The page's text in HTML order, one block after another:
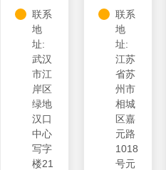
联系
地
址:
武汉
市江
岸区
绿地
汉口
中心
写字
楼21
联系
地
址:
江苏
省苏
州市
相城
区嘉
元路
1018
号元